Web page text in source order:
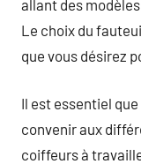
allant des
Le choix du
que vous désirez
Il est essentiel
convenir aux
coiffeurs à